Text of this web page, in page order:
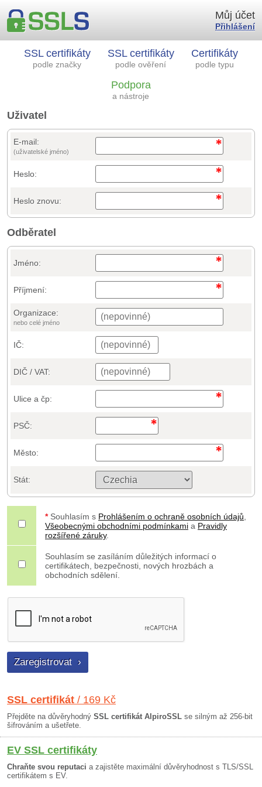
SSL certifikáty
podle značky
SSL certifikáty
podle ověření
Certifikáty
podle typu
Podpora
a nástroje
Můj účet
Přihlášení
Uživatel
E-mail:
(uživatelské jméno)
Heslo:
Heslo znovu:
Odběratel
Jméno:
Příjmení:
Organizace:
nebo celé jméno
IČ:
DIČ / VAT:
Ulice a čp:
PSČ:
Město:
Stát:
* Souhlasím s Prohlášením o ochraně osobních údajů
Všeobecnými obchodními podmínkami a Pravidly
rozšířené záruky.
Souhlasím se zasíláním důležitých informací o
certifikátech, bezpečnosti, nových hrozbách a
obchodních sdělení.
SSL certifikát / 169 Kč
Přejděte na důvěryhodný SSL certifikát AlpiroSSL se silným až 256-bit
šifrováním a ušetřete.
EV SSL certifikáty
Chraňte svou reputaci a zajistěte maximální důvěryhodnost s TLS/SSL
certifikátem s EV.